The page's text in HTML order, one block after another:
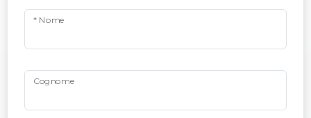
* Nome
Cognome